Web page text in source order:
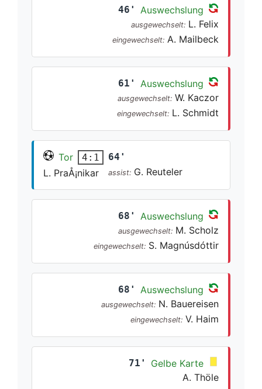
46' Auswechslung
ausgewechselt: L. Felix
eingewechselt: A. Mailbeck
61' Auswechslung
ausgewechselt: W. Kaczor
eingewechselt: L. Schmidt
Tor 4:1 64'
L. PraÅ¡nikar assist: G. Reuteler
68' Auswechslung
ausgewechselt: M. Scholz
eingewechselt: S. Magnúsdóttir
68' Auswechslung
ausgewechselt: N. Bauereisen
eingewechselt: V. Haim
71'
Gelbe Karte
A. Thöle